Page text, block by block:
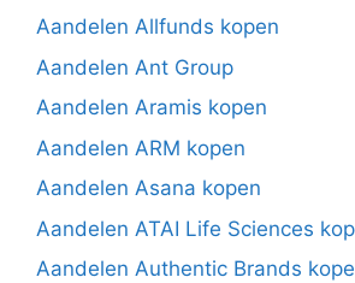
Aandelen Allfunds kopen
Aandelen Ant Group
Aandelen Aramis kopen
Aandelen ARM kopen
Aandelen Asana kopen
Aandelen ATAI Life Sciences
Aandelen Authentic Brands